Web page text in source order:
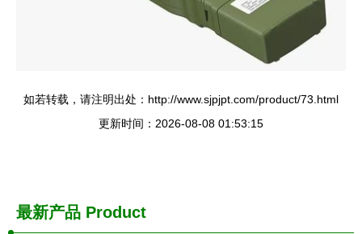
如若转载，请注明出处：http://www.sjpjpt.com/product/73.html
更新时间：2026-08-08 01:53:15
最新产品 Product